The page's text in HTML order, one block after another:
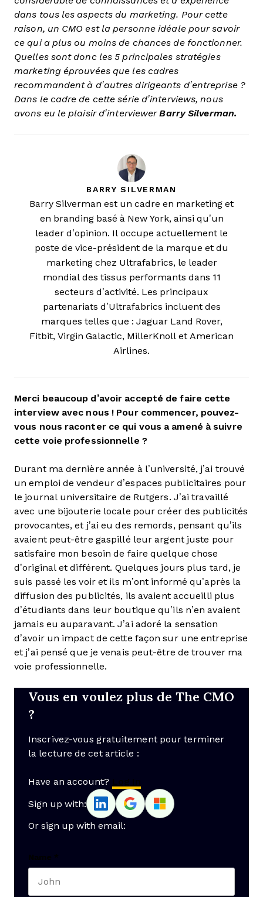
dans tous les aspects du marketing. Pour cette
raison, un CMO est la personne idéale pour savoir
ce qui a plus ou moins de chances de fonctionner.
Quelles sont donc les 5 principales stratégies
marketing éprouvées que les cadres
recommandent à d’autres dirigeants d’entreprise ?
Dans le cadre de cette série d’interviews, nous
avons eu le plaisir d’interviewer Barry Silverman.
BARRY SILVERMAN
Barry Silverman est un cadre en marketing et
en branding basé à New York, ainsi qu’un
leader d’opinion. Il occupe actuellement le
poste de vice-président de la marque et du
marketing chez Ultrafabrics, le leader
mondial des tissus performants dans 11
secteurs d’activité. Les principaux
partenariats d’Ultrafabrics incluent des
marques telles que : Jaguar Land Rover,
Fitbit, Virgin Galactic, MillerKnoll et American
Airlines.
Merci beaucoup d’avoir accepté de faire cette
interview avec nous ! Pour commencer, pouvez-
vous nous raconter ce qui vous a amené à suivre
cette voie professionnelle ?
Durant ma dernière année à l’université, j’ai trouvé
un emploi de vendeur d’espaces publicitaires pour
le journal universitaire de Rutgers. J’ai travaillé
avec une bijouterie locale pour créer des publicités
provocantes, et j’ai eu des remords, pensant qu’ils
avaient peut-être gaspillé leur argent juste pour
satisfaire mon besoin de faire quelque chose
d’original et différent. Quelques jours plus tard, je
suis passé les voir et ils m’ont informé qu’après la
diffusion des publicités, ils avaient accueilli plus
d’étudiants dans leur boutique qu’ils n’en avaient
jamais eu auparavant. J’ai adoré la sensation
d’avoir un impact de cette façon sur une entreprise
et j’ai pensé que je venais peut-être de trouver ma
voie professionnelle.
Vous en voulez plus de The CMO
?
Inscrivez-vous gratuitement pour terminer
la lecture de cet article :
Have an account? Log In
Sign up with:
Or sign up with email:
Name *